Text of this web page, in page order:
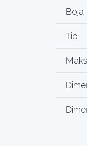
Boja
Tip